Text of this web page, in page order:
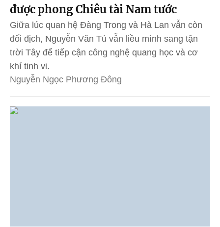
được phong Chiêu tài Nam tước
Giữa lúc quan hệ Đàng Trong và Hà Lan vẫn còn
đối địch, Nguyễn Văn Tú vẫn liều mình sang tận
trời Tây để tiếp cận công nghệ quang học và cơ
khí tinh vi.
Nguyễn Ngọc Phương Đông